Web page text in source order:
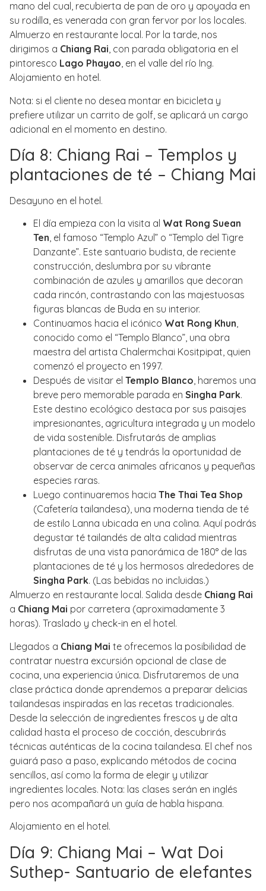
mano del cual, recubierta de pan de oro y apoyada en
su rodilla, es venerada con gran fervor por los locales.
Almuerzo en restaurante local. Por la tarde, nos
dirigimos a Chiang Rai, con parada obligatoria en el
pintoresco Lago Phayao, en el valle del río Ing.
Alojamiento en hotel.
Nota: si el cliente no desea montar en bicicleta y
prefiere utilizar un carrito de golf, se aplicará un cargo
adicional en el momento en destino.
Día 8: Chiang Rai – Templos y
plantaciones de té – Chiang Mai
Desayuno en el hotel.
El día empieza con la visita al Wat Rong Suean
Ten, el famoso “Templo Azul” o “Templo del Tigre
Danzante”. Este santuario budista, de reciente
construcción, deslumbra por su vibrante
combinación de azules y amarillos que decoran
cada rincón, contrastando con las majestuosas
figuras blancas de Buda en su interior.
Continuamos hacia el icónico Wat Rong Khun,
conocido como el “Templo Blanco”, una obra
maestra del artista Chalermchai Kositpipat, quien
comenzó el proyecto en 1997.
Después de visitar el Templo Blanco, haremos una
breve pero memorable parada en Singha Park.
Este destino ecológico destaca por sus paisajes
impresionantes, agricultura integrada y un modelo
de vida sostenible. Disfrutarás de amplias
plantaciones de té y tendrás la oportunidad de
observar de cerca animales africanos y pequeñas
especies raras.
Luego continuaremos hacia The Thai Tea Shop
(Cafetería tailandesa), una moderna tienda de té
de estilo Lanna ubicada en una colina. Aquí podrás
degustar té tailandés de alta calidad mientras
disfrutas de una vista panorámica de 180° de las
plantaciones de té y los hermosos alrededores de
Singha Park. (Las bebidas no incluidas.)
Almuerzo en restaurante local. Salida desde Chiang Rai
a Chiang Mai por carretera (aproximadamente 3
horas). Traslado y check-in en el hotel.
Llegados a Chiang Mai te ofrecemos la posibilidad de
contratar nuestra excursión opcional de clase de
cocina, una experiencia única. Disfrutaremos de una
clase práctica donde aprendemos a preparar delicias
tailandesas inspiradas en las recetas tradicionales.
Desde la selección de ingredientes frescos y de alta
calidad hasta el proceso de cocción, descubrirás
técnicas auténticas de la cocina tailandesa. El chef nos
guiará paso a paso, explicando métodos de cocina
sencillos, así como la forma de elegir y utilizar
ingredientes locales. Nota: las clases serán en inglés
pero nos acompañará un guía de habla hispana.
Alojamiento en el hotel.
Día 9: Chiang Mai – Wat Doi
Suthep- Santuario de elefantes